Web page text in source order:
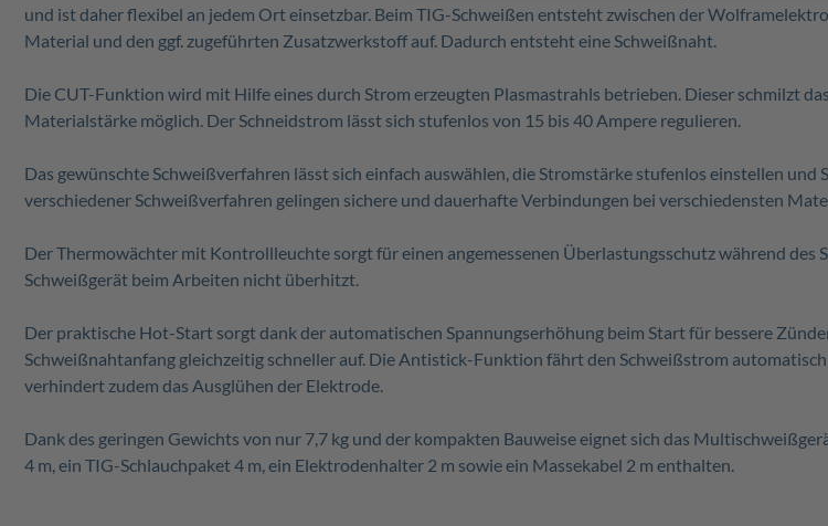
und ist daher flexibel an jedem Ort einsetzbar. Beim TIG-Schweißen entsteht zwischen der
Material und den ggf. zugeführten Zusatzwerkstoff auf. Dadurch entsteht eine Schweißnaht.
Die CUT-Funktion wird mit Hilfe eines durch Strom erzeugten Plasmastrahls betrieben. Dieser schmilzt
Materialstärke möglich. Der Schneidstrom lässt sich stufenlos von 15 bis 40 Ampere regulieren.
Das gewünschte Schweißverfahren lässt sich einfach auswählen, die Stromstärke stufenlos einstellen
verschiedener Schweißverfahren gelingen sichere und dauerhafte Verbindungen bei verschiedensten
DerThermowächter mit Kontrollleuchte sorgt für einen angemessenen Überlastungsschutz während des
Schweißgerät beim Arbeiten nicht überhitzt.
Der praktische Hot-Start sorgt dank der automatischen Spannungserhöhung beim Start für bessere
Schweißnahtanfang gleichzeitig schneller auf. Die Antistick-Funktion fährt den Schweißstrom
verhindert zudem das Ausglühen der Elektrode.
Dank des geringen Gewichts von nur 7,7 kg und der kompakten Bauweise eignet sich das
4 m, ein TIG-Schlauchpaket 4 m, ein Elektrodenhalter 2 m sowie ein Massekabel 2 m enthalten.